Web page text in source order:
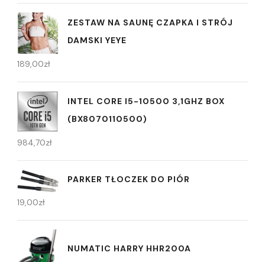
ZESTAW NA SAUNĘ CZAPKA I STRÓJ
DAMSKI YEYE
189,00zł
INTEL CORE I5-10500 3,1GHZ BOX
(BX8070110500)
984,70zł
PARKER TŁOCZEK DO PIÓR
19,00zł
NUMATIC HARRY HHR200A